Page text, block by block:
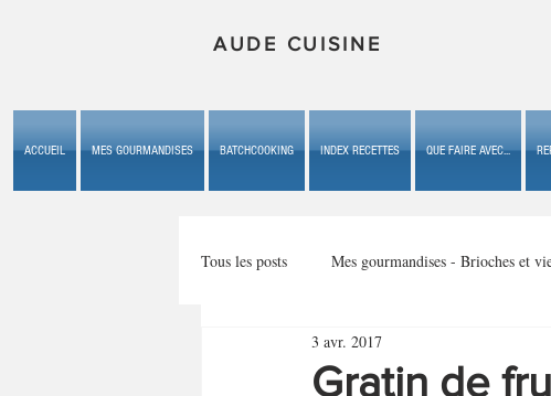
AUDE CUISINE
ACCUEIL MES GOURMANDISES BATCHCOOKING INDEX RECETTES QUE FAIRE AVEC...
Tous les posts Mes gourmandises - Brioches et
Mes gourmandises - les gâteaux du b
Gratin de
3 avr. 2017